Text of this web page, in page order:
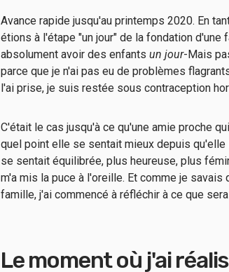
Avance rapide jusqu'au printemps 2020. En
étions à l'étape "un jour" de la fondation
absolument avoir des enfants un jour-Mais
parce que je n'ai pas eu de problèmes
l'ai prise, je suis restée sous contraception
C'était le cas jusqu'à ce qu'une amie proche
quel point elle se sentait mieux depuis
se sentait équilibrée, plus heureuse, plus
m'a mis la puce à l'oreille. Et comme je
famille, j'ai commencé à réfléchir à ce que
Le moment où j'ai